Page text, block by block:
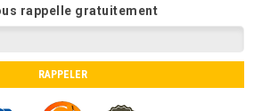
rappelle gratuitement